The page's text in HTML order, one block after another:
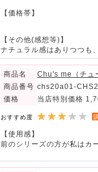
【価格帯】
【その他(感想等)】
ナチュラル感はありつつも
商品名
Chu's me（チュ
商品番号 chs20a01-
価格
当店特別価格
おすすめ度
【使用感】
前のシリーズの方が私はカ